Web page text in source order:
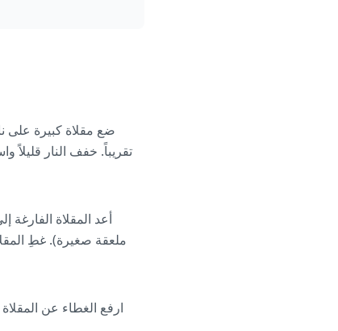
أعد المقلاة
ملعقة صغيرة). غطِ
ارفع الغطاء عن